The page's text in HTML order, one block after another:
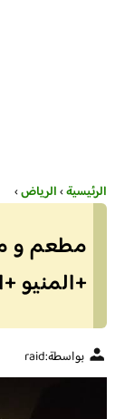
الرئيسية›الرياض›
مطعم و
+المنيو
بواسطة:raid